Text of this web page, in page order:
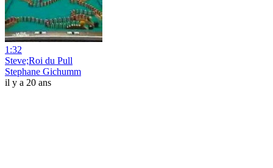
1:32
Steve;Roi du Pull
Stephane Gichumm
il y a 20 ans